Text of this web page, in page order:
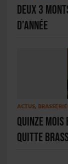
Deux 3
d’année
ACTUS,
Quinze mois
quitte